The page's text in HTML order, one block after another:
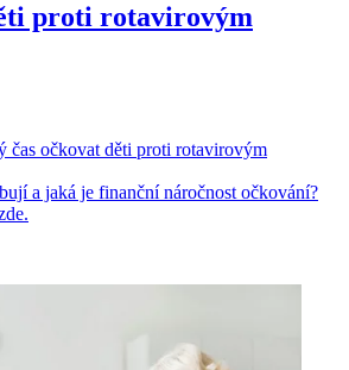
proti rotavirovým
čas očkovat děti proti rotavirovým
a jaká je finanční náročnost očkování?